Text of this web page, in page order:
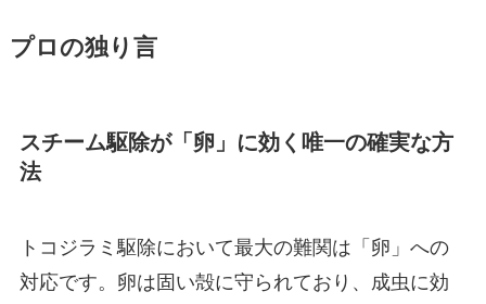
プロの独り言
スチーム駆除が「卵」に効く唯一の確実な方
法
トコジラミ駆除において最大の難関は「卵」への
対応です。卵は固い殻に守られており、成虫に効